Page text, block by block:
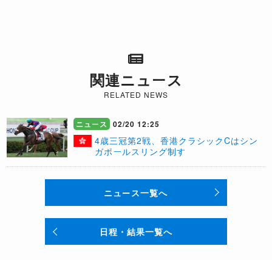
関連ニュース
RELATED NEWS
ニュース 02/20 12:25
​4歳三冠第2戦、香港クラシックCはシン
ガポールスリング制す
ニュース一覧へ
日程・結果一覧へ